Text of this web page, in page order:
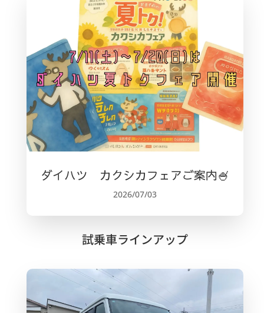
ダイハツ カクシカフェアご案内🍧
2026/07/03
試乗車ラインアップ